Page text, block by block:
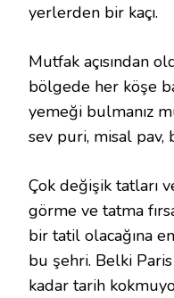
yerlerden bir kaçı.
Mutfak açısından
bölgede her köşe
yemeği bulmanız
sev puri, misal pav,
Çok değişik tatları
görme ve tatma
bir tatil olacağına
bu şehri. Belki
kadar tarih